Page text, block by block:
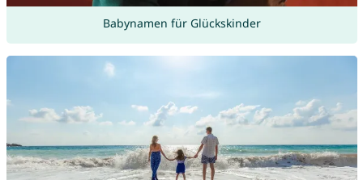
Babynamen für Glückskinder